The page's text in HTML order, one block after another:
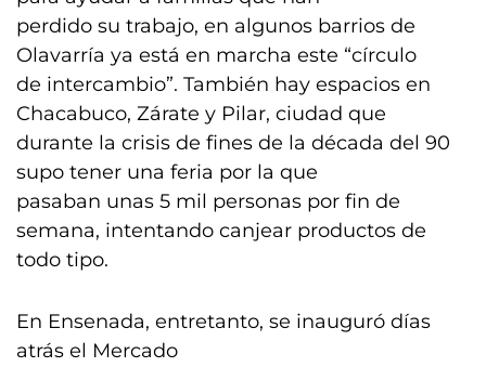
perdido su trabajo, en algunos barrios de
Olavarría ya está en marcha este “círculo
de intercambio”. También hay espacios en
Chacabuco, Zárate y Pilar, ciudad que
durante la crisis de fines de la década del 90
supo tener una feria por la que
pasaban unas 5 mil personas por fin de
semana, intentando canjear productos de
todo tipo.
En Ensenada, entretanto, se inauguró días
atrás el Mercado